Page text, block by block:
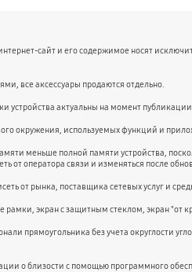
сайт и его содержимое носят
все аксессуары продаются отдельно.
устройства актуальны на момент
окружения, используемых функций и
меньше полной памяти устройства,
от оператора связи и изменяться после
от рынка, поставщика сетевых услуг и
рамки, экран с защитным стеклом, экран "от
прямоугольника без учета округлости
о близости с помощью программного